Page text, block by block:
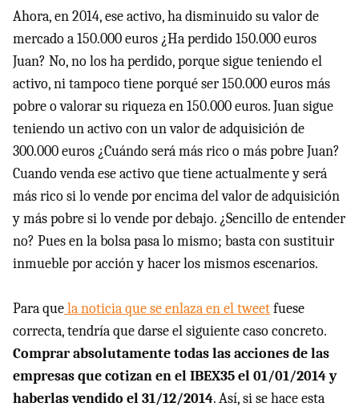
Ahora, en 2014, ese activo, ha disminuido su valor de
mercado a 150.000 euros ¿Ha perdido 150.000 euros
Juan? No, no los ha perdido, porque sigue teniendo el
activo, ni tampoco tiene porqué ser 150.000 euros más
pobre o valorar su riqueza en 150.000 euros. Juan sigue
teniendo un activo con un valor de adquisición de
300.000 euros ¿Cuándo será más rico o más pobre Juan?
Cuando venda ese activo que tiene actualmente y será
más rico si lo vende por encima del valor de adquisición
y más pobre si lo vende por debajo. ¿Sencillo de entender
no? Pues en la bolsa pasa lo mismo; basta con sustituir
inmueble por acción y hacer los mismos escenarios.
Para quela noticia que se enlaza en el tweetfuese
correcta, tendría que darse el siguiente caso concreto.
Comprar absolutamente todas las acciones de las
empresas que cotizan en el IBEX35 el 01/01/2014 y
haberlas vendido el 31/12/2014. Así, si se hace esta